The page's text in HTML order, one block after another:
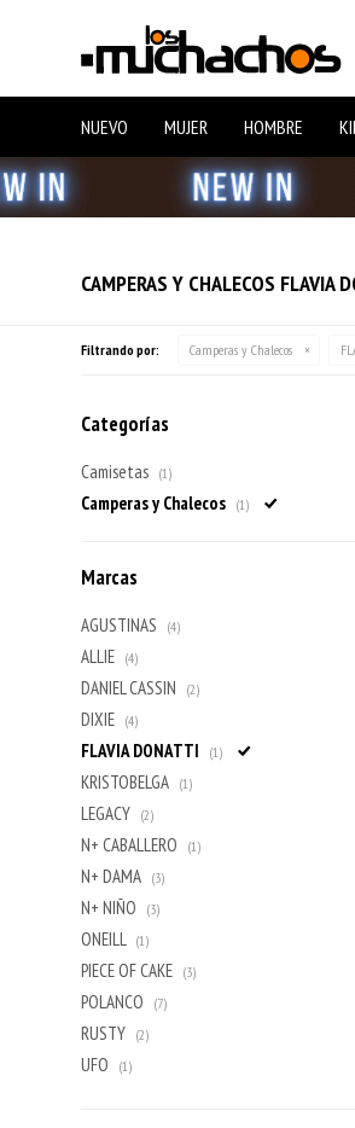
NUEVO MUJER HOMBRE
CAMPERAS Y CHALECOS FLAVIA
Filtrando por: Camperas y Chalecos
Categorías
Camisetas (1)
Camperas y Chalecos (1)
Marcas
AGUSTINAS (4)
ALLIE (4)
DANIEL CASSIN (2)
DIXIE (4)
FLAVIA DONATTI (1)
KRISTOBELGA (1)
LEGACY (2)
N+ CABALLERO (1)
N+ DAMA (3)
N+ NIÑO (3)
ONEILL (1)
PIECE OF CAKE (3)
POLANCO (7)
RUSTY (2)
UFO (1)